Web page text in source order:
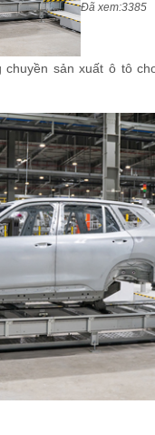
Đã xem:3385
sản xuất ô tô